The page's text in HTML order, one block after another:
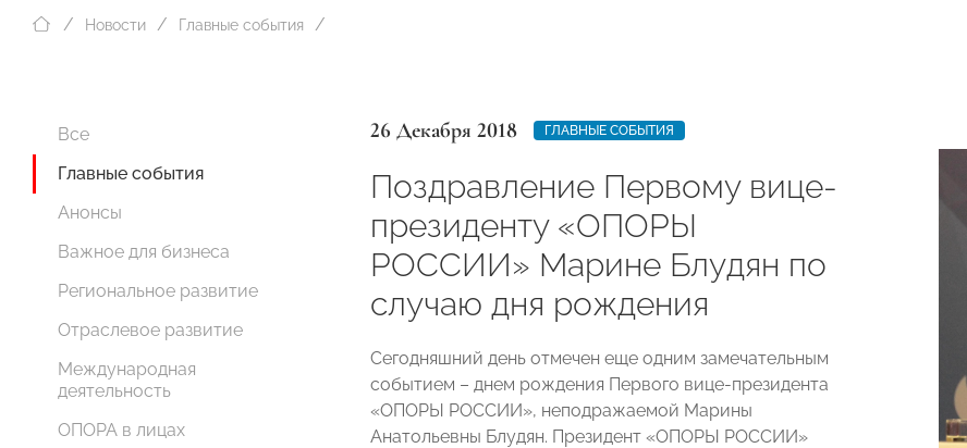
Новости Главные события
Все
Главные события
Анонсы
Важное для бизнеса
Региональное развитие
Отраслевое развитие
Международная
деятельность
ОПОРА в лицах
26 Декабря 2018 ГЛАВНЫЕ СОБЫТИЯ
Поздравление Первому вице-
президенту «ОПОРЫ
РОССИИ» Марине Блудян по
случаю дня рождения
Сегодняшний день отмечен еще одним замечательным
событием – днем рождения Первого вице-президента
«ОПОРЫ РОССИИ», неподражаемой Марины
Анатольевны Блудян. Президент «ОПОРЫ РОССИИ»